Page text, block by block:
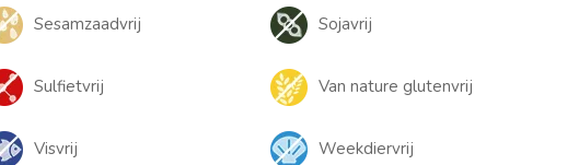
Sesamzaadvrij Sojavrij
Sulfietvrij Van nature glutenvrij
Visvrij Weekdiervrij